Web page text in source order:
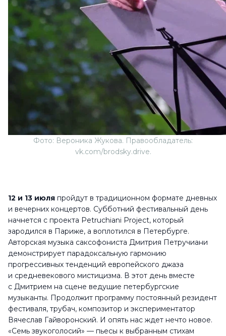
Фото: Вероника Жукова. Правообладатель:
vk.com/brodsky.drive.
12 и 13 июля пройдут в традиционном формате дневных
и вечерних концертов. Субботний фестивальный день
начнется с проекта Petruchiani Project, который
зародился в Париже, а воплотился в Петербурге.
Авторская музыка саксофониста Дмитрия Петручиани
демонстрирует парадоксальную гармонию
прогрессивных тенденций европейского джаза
и средневекового мистицизма. В этот день вместе
с Дмитрием на сцене ведущие петербургские
музыканты. Продолжит программу постоянный резидент
фестиваля, трубач, композитор и экспериментатор
Вячеслав Гайворонский. И опять нас ждет нечто новое.
«Семь звукоголосий» — пьесы к выбранным стихам